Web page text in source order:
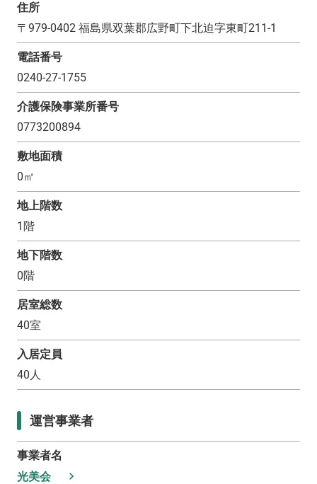
住所
〒 979-0402 福島県双葉郡広野町下北迫字東町211-1
電話番号
0240-27-1755
介護保険事業所番号
0773200894
敷地面積
0㎡
地上階数
1 階
地下階数
0階
居室総数
40室
入居定員
40人
運営事業者
事業者名
光美会